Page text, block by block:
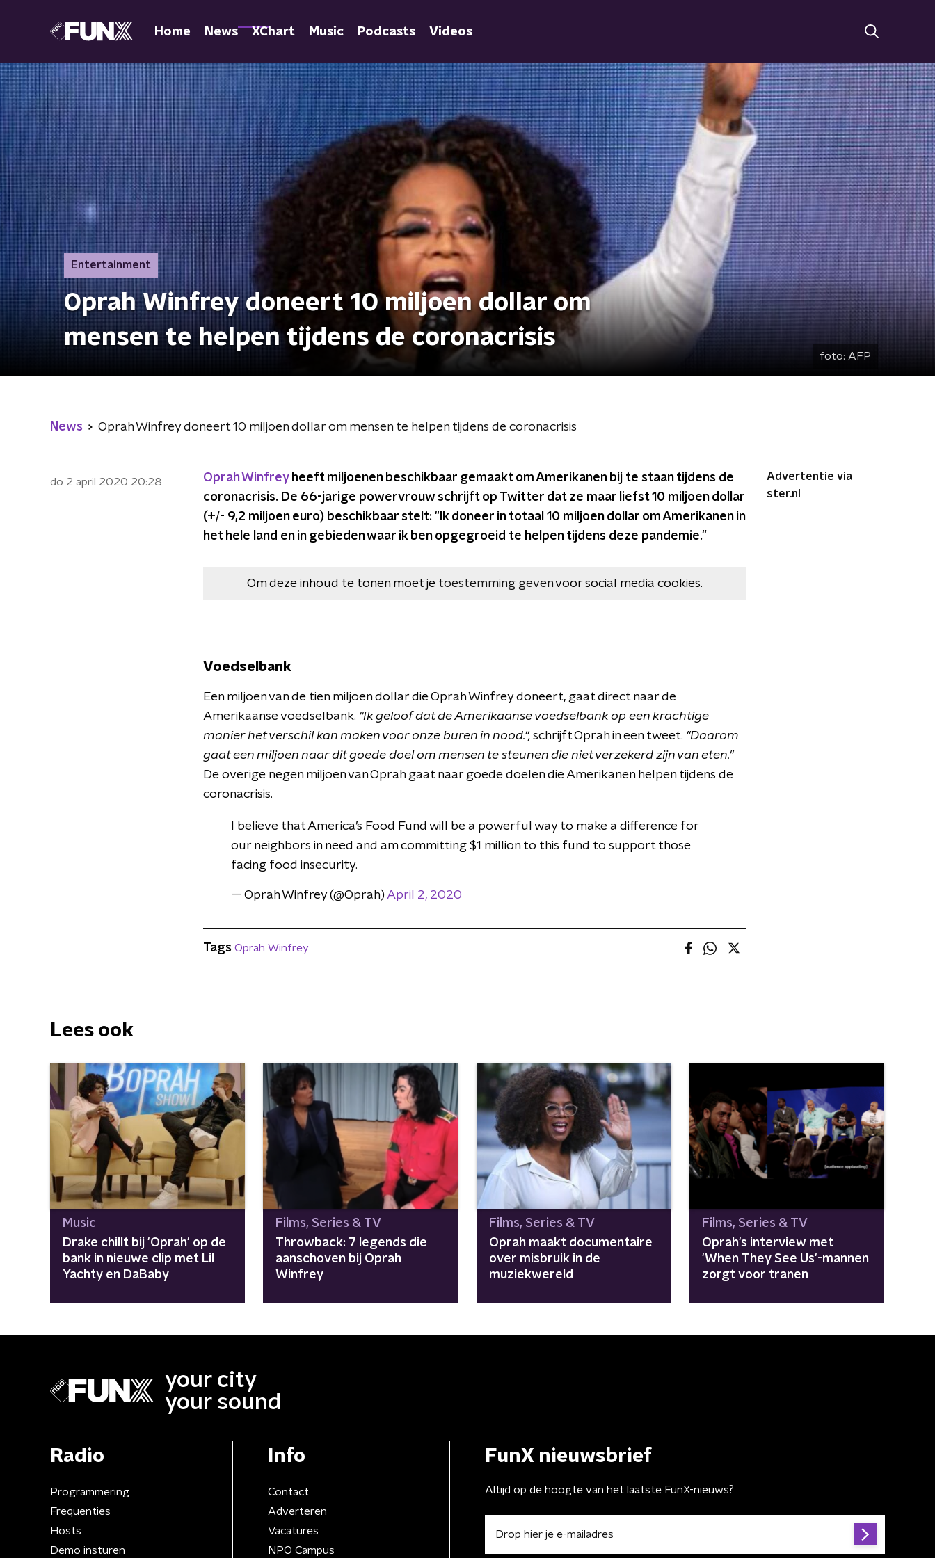
Home News XChart Music Podcasts Videos
Entertainment
Oprah Winfrey doneert 10 miljoen dollar om
mensen te helpen tijdens de coronacrisis
foto: AFP
News Oprah Winfrey doneert 10 miljoen dollar om mensen te helpen tijdens de coronacrisis
do 2 april 2020 20:28 Oprah Winfreyheeft miljoenen beschikbaar gemaakt om Amerikanen bij te staan tijdens de
coronacrisis. De 66-jarige powervrouw schrijft op Twitter dat ze maar liefst 10 miljoen dollar
(+/- 9,2 miljoen euro) beschikbaar stelt: "Ik doneer in totaal 10 miljoen dollar om Amerikanen in
het hele land en in gebieden waar ik ben opgegroeid te helpen tijdens deze pandemie."
Om deze inhoud te tonen moet je toestemming gevenvoor social media cookies.
Voedselbank
Een miljoen van de tien miljoen dollar die Oprah Winfrey doneert, gaat direct naar de
Amerikaanse voedselbank. "Ik geloof dat de Amerikaanse voedselbank op een krachtige
manier het verschil kan maken voor onze buren in nood.", schrijft Oprah in een tweet. "Daarom
gaat een miljoen naar dit goede doel om mensen te steunen die niet verzekerd zijn van eten."
De overige negen miljoen van Oprah gaat naar goede doelen die Amerikanen helpen tijdens de
coronacrisis.
I believe that America’s Food Fund will be a powerful way to make a difference for
our neighbors in need and am committing $1 million to this fund to support those
facing food insecurity.
— Oprah Winfrey (@Oprah) April 2, 2020
Advertentie via
ster.nl
Tags Oprah Winfrey
Lees ook
Music
Drake chillt bij 'Oprah' op de
bank in nieuwe clip met Lil
Yachty en DaBaby
Films, Series & TV
Throwback: 7 legends die
aanschoven bij Oprah
Winfrey
Films, Series & TV
Oprah maakt documentaire
over misbruik in de
muziekwereld
Films, Series & TV
Oprah's interview met
'When They See Us'-mannen
zorgt voor tranen
your city
your sound
Radio
Programmering
Frequenties
Hosts
Demo insturen
Info
Contact
Adverteren
Vacatures
NPO Campus
FunX nieuwsbrief
Altijd op de hoogte van het laatste FunX-nieuws?